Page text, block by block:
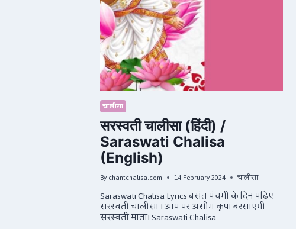
चालीसा
सरस्वती चालीसा (हिंदी) /
Saraswati Chalisa
(English)
Bychantchalisa.com 14 February 2024 चालीसा
Saraswati Chalisa Lyrics बसंत पंचमी के दिन पढ़िए
सरस्वती चालीसा I आप पर असीम कृपा बरसाएगी
सरस्वती माताI Saraswati Chalisa…